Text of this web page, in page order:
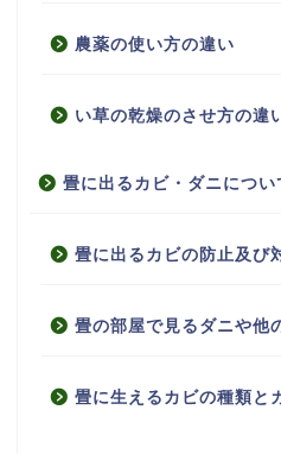
農薬の使い方の違い
い草の乾燥のさせ方の違
畳に出るカビ・ダニについ
畳に出るカビの防止及び
畳の部屋で見るダニや他
畳に生えるカビの種類と